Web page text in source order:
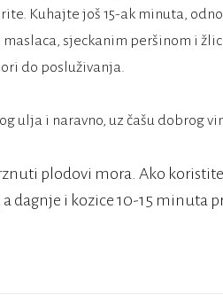
Kuhajte još 15-ak minuta,
sjeckanim peršinom i
do posluživanja.
ulja i naravno, uz čašu dobrog
plodovi mora. Ako
dagnje i kozice 10-15 minuta